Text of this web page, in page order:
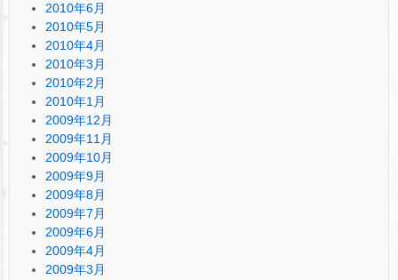
2010年6月
2010年5月
2010年4月
2010年3月
2010年2月
2010年1月
2009年12月
2009年11月
2009年10月
2009年9月
2009年8月
2009年7月
2009年6月
2009年4月
2009年3月